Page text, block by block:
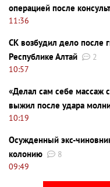
операцией после
11:36
СК возбудил дело после
Республике Алтай
2
10:57
«Делал сам себе массаж
выжил после удара
10:19
Осужденный экс-
колонию
8
09:49